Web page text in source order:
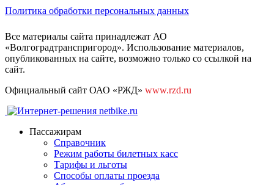
Политика обработки персональных данных
Все материалы сайта принадлежат АО
«Волгоградтранспригород». Использование материалов,
опубликованных на сайте, возможно только со ссылкой на
сайт.
Официальный сайт ОАО «РЖД» www.rzd.ru
Пассажирам
Справочник
Режим работы билетных касс
Тарифы и льготы
Способы оплаты проезда